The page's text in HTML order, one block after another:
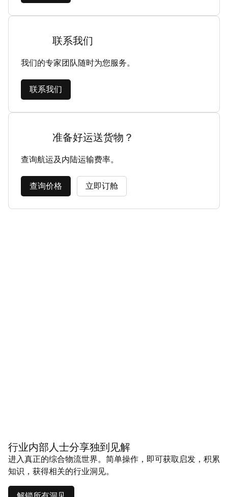
联系我们
我们的专家团队随时为您服务。
联系我们
准备好运送货物？
查询航运及内陆运输费率。
查询价格 立即订舱
行业内部人士分享独到见解
进入真正的综合物流世界。简单操作，即可获取启发，积累
知识，获得相关的行业洞见。